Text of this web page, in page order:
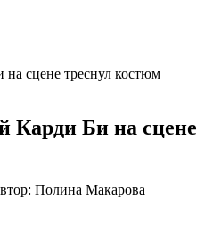
сцене треснул костюм
Би на сцене
Полина Макарова